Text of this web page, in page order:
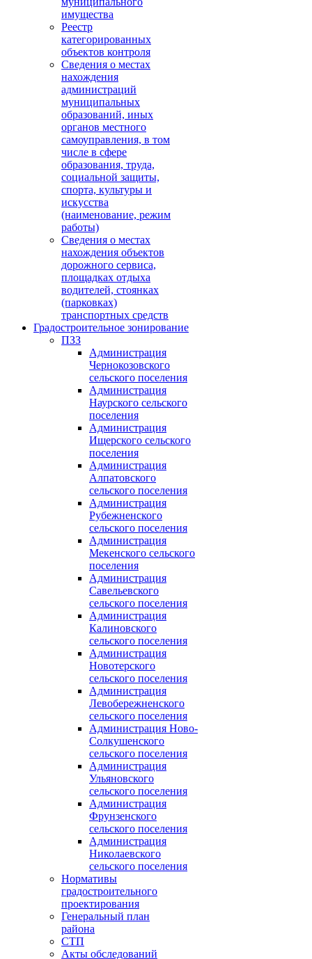
имущества
Реестр
категорированных
объектов контроля
Сведения о местах
нахождения
администраций
муниципальных
образований, иных
органов местного
самоуправления, в том
числе в сфере
образования, труда,
социальной защиты,
спорта, культуры и
искусства
(наименование, режим
работы)
Сведения о местах
нахождения объектов
дорожного сервиса,
площадках отдыха
водителей, стоянках
(парковках)
транспортных средств
Градостроительное зонирование
ПЗЗ
Администрация
Чернокозовского
сельского поселения
Администрация
Наурского сельского
поселения
Администрация
Ищерского сельского
поселения
Администрация
Алпатовского
сельского поселения
Администрация
Рубежненского
сельского поселения
Администрация
Мекенского сельского
поселения
Администрация
Савельевского
сельского поселения
Администрация
Калиновского
сельского поселения
Администрация
Новотерского
сельского поселения
Администрация
Левобережненского
сельского поселения
Администрация Ново-
Солкушенского
сельского поселения
Администрация
Ульяновского
сельского поселения
Администрация
Фрунзенского
сельского поселения
Администрация
Николаевского
сельского поселения
Нормативы
градостроительного
проектирования
Генеральный план
района
СТП
Акты обследований